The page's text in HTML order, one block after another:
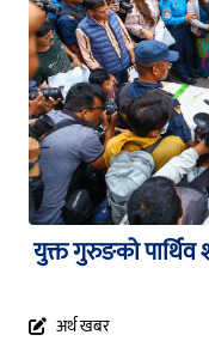
युक्त गुरुङको पार्थिव
अर्थ खबर